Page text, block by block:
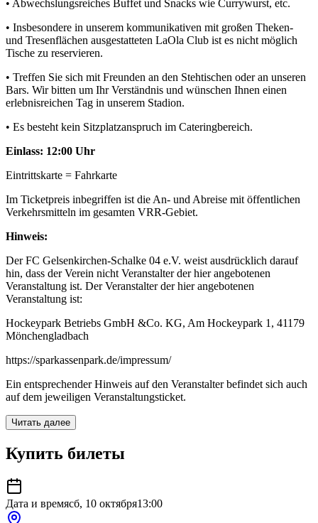
• Abwechslungsreiches Buffet und Snacks wie Currywurst, etc.
• Insbesondere in unserem kommunikativen mit großen Theken-
und Tresenflächen ausgestatteten LaOla Club ist es nicht möglich
Tische zu reservieren.
• Treffen Sie sich mit Freunden an den Stehtischen oder an unseren
Bars. Wir bitten um Ihr Verständnis und wünschen Ihnen einen
erlebnisreichen Tag in unserem Stadion.
• Es besteht kein Sitzplatzanspruch im Cateringbereich.
Einlass: 12:00 Uhr
Eintrittskarte = Fahrkarte
Im Ticketpreis inbegriffen ist die An- und Abreise mit öffentlichen
Verkehrsmitteln im gesamten VRR-Gebiet.
Hinweis:
Der FC Gelsenkirchen-Schalke 04 e.V. weist ausdrücklich darauf
hin, dass der Verein nicht Veranstalter der hier angebotenen
Veranstaltung ist. Der Veranstalter der hier angebotenen
Veranstaltung ist:
Hockeypark Betriebs GmbH &Co. KG, Am Hockeypark 1, 41179
Mönchengladbach
https://sparkassenpark.de/impressum/
Ein entsprechender Hinweis auf den Veranstalter befindet sich auch
auf dem jeweiligen Veranstaltungsticket.
Читать далее
Купить билеты
Дата и времясб, 10 октября13:00